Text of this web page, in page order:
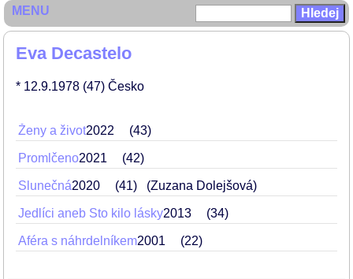
Eva Decastelo
* 12.9.1978 (47) Česko
Ženy a život2022 43
Promlčeno2021 42
Slunečná2020 41 (Zuzana Dolejšová)
Jedlíci aneb Sto kilo lásky2013 34
Aféra s náhrdelníkem2001 22
MENU